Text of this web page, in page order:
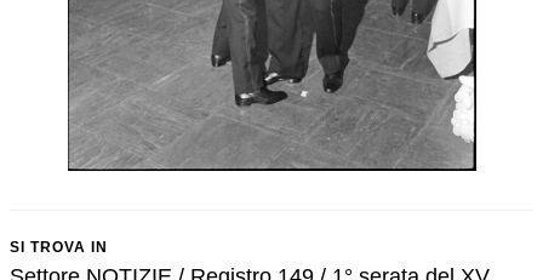
SI TROVA IN